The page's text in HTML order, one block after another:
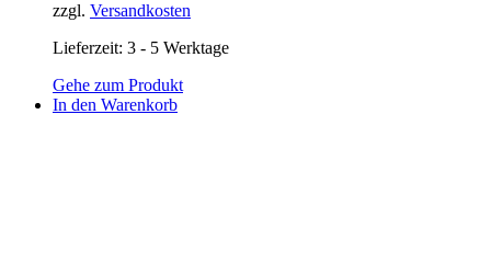
zzgl. Versandkosten
Lieferzeit: 3 - 5 Werktage
Gehe zum Produkt
In den Warenkorb